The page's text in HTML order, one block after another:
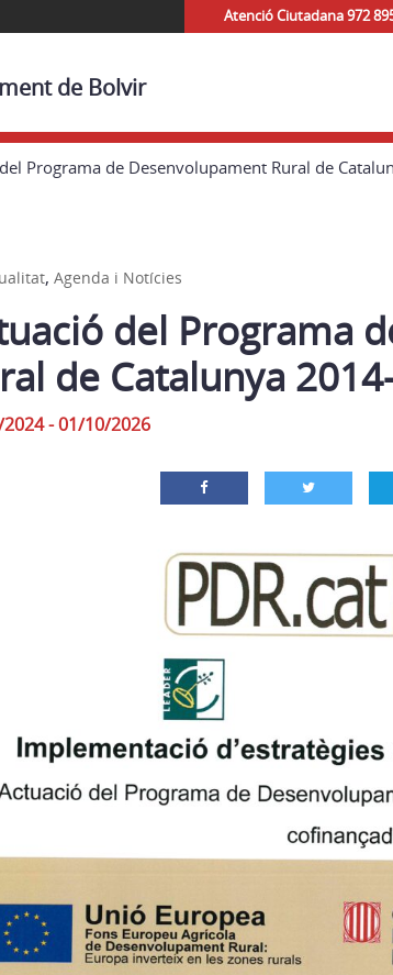
Atenció Ciutadana 972
de Bolvir
Programa de Desenvolupament Rural de
, Agenda i Notícies
del Programa
de Catalunya
- 01/10/2026